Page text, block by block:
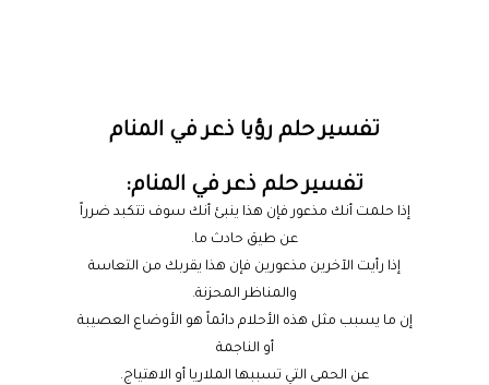
تفسير حلم رؤيا ذعر في المنام
تفسير حلم ذعر في المنام:
إذا حلمت أنك مذعور فإن هذا ينبئ أنك سوف تتكبد ضرراً
عن طيق حادث ما.
إذا رأيت الآخرين مذعورين فإن هذا يقربك من التعاسة
والمناظر المحزنة.
إن ما يسبب مثل هذه الأحلام دائماً هو الأوضاع العصيبة
أو الناجمة
عن الحمى التي تسببها الملاريا أو الاهتياج.